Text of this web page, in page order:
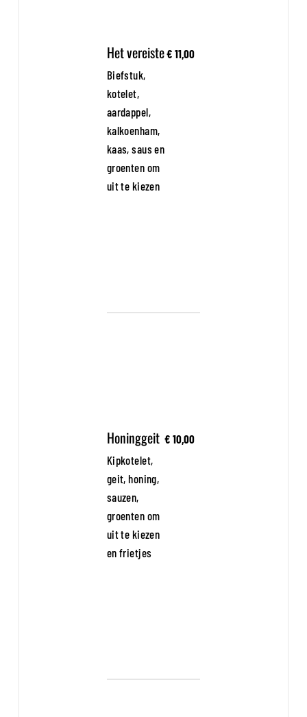
Het vereiste
Biefstuk,
kotelet,
aardappel,
kalkoenham,
kaas, saus en
groenten om
uit te kiezen
€ 11,00
Honinggeit
Kipkotelet,
geit, honing,
sauzen,
groenten om
uit te kiezen
en frietjes
€ 10,00